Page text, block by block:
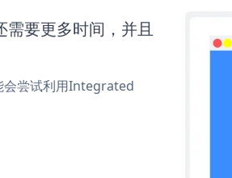
要更多时间，并且
会尝试利用Integrated